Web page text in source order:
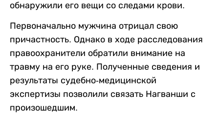
обнаружили его вещи со следами крови.
Первоначально мужчина отрицал свою
причастность. Однако в ходе расследования
правоохранители обратили внимание на
травму на его руке. Полученные сведения и
результаты судебно-медицинской
экспертизы позволили связать Нагванши с
произошедшим.